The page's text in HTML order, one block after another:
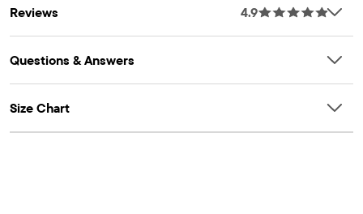
Reviews 4.9
Questions & Answers
Size Chart